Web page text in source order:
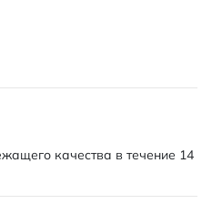
качества в течение 14